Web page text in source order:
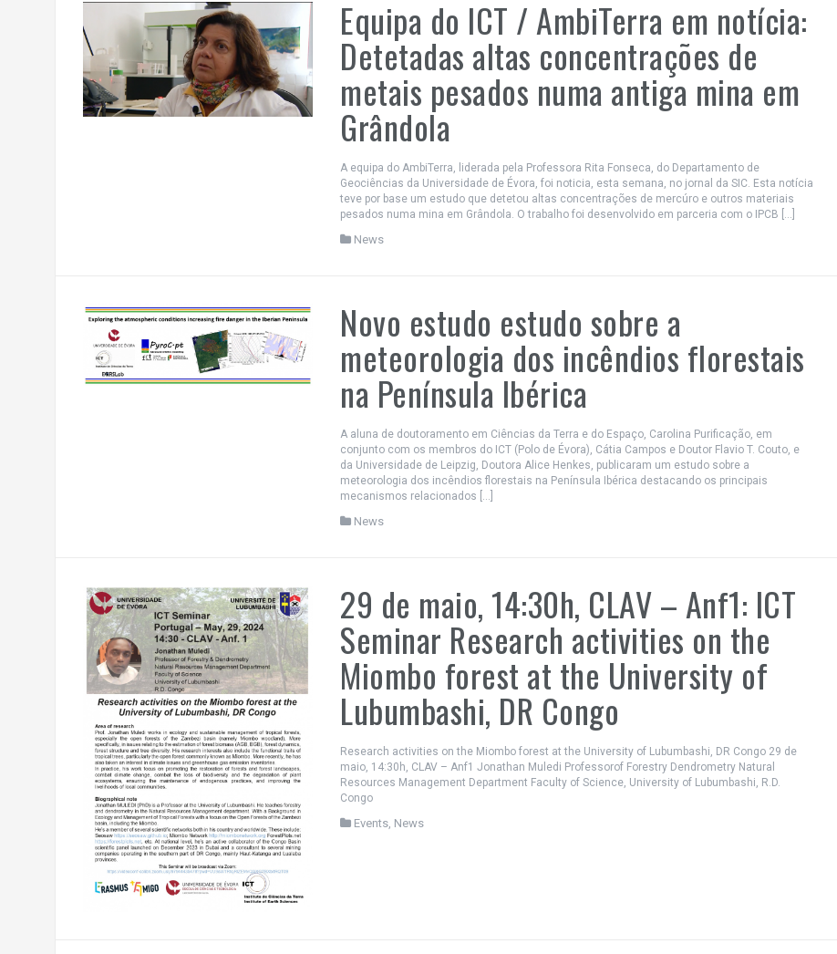
Equipa do ICT / AmbiTerra em notícia:
Detetadas altas concentrações de
metais pesados numa antiga mina em
Grândola
A equipa do AmbiTerra, liderada pela Professora Rita Fonseca, do Departamento de
Geociências da Universidade de Évora, foi noticia, esta semana, no jornal da SIC. Esta notícia
teve por base um estudo que detetou altas concentrações de mercúro e outros materiais
pesados numa mina em Grândola. O trabalho foi desenvolvido em parceria com o IPCB […]
News
Novo estudo estudo sobre a
meteorologia dos incêndios florestais
na Península Ibérica
A aluna de doutoramento em Ciências da Terra e do Espaço, Carolina Purificação, em
conjunto com os membros do ICT (Polo de Évora), Cátia Campos e Doutor Flavio T. Couto, e
da Universidade de Leipzig, Doutora Alice Henkes, publicaram um estudo sobre a
meteorologia dos incêndios florestais na Península Ibérica destacando os principais
mecanismos relacionados […]
News
29 de maio, 14:30h, CLAV – Anf1: ICT
Seminar Research activities on the
Miombo forest at the University of
Lubumbashi, DR Congo
Research activities on the Miombo forest at the University of Lubumbashi, DR Congo 29 de
maio, 14:30h, CLAV – Anf1 Jonathan Muledi Professorof Forestry Dendrometry Natural
Resources Management Department Faculty of Science, University of Lubumbashi, R.D.
Congo
Events, News